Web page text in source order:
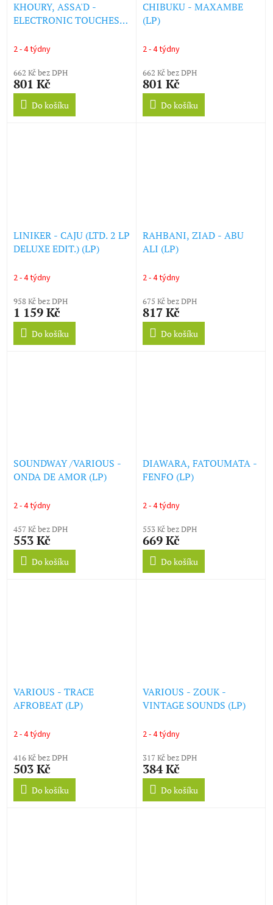
KHOURY, ASSA'D -
ELECTRONIC TOUCHES
2 - 4 týdny
662 Kč bez DPH
801 Kč
Do košíku
CHIBUKU - MAXAMBE
(LP)
2 - 4 týdny
662 Kč bez DPH
801 Kč
Do košíku
LINIKER - CAJU (LTD. 2 LP
DELUXE EDIT.) (LP)
2 - 4 týdny
958 Kč bez DPH
1 159 Kč
Do košíku
RAHBANI, ZIAD - ABU
ALI (LP)
2 - 4 týdny
675 Kč bez DPH
817 Kč
Do košíku
SOUNDWAY /VARIOUS -
ONDA DE AMOR (LP)
2 - 4 týdny
457 Kč bez DPH
553 Kč
Do košíku
DIAWARA, FATOUMATA -
FENFO (LP)
2 - 4 týdny
553 Kč bez DPH
669 Kč
Do košíku
VARIOUS - TRACE
AFROBEAT (LP)
2 - 4 týdny
416 Kč bez DPH
503 Kč
Do košíku
VARIOUS - ZOUK -
VINTAGE SOUNDS (LP)
2 - 4 týdny
317 Kč bez DPH
384 Kč
Do košíku